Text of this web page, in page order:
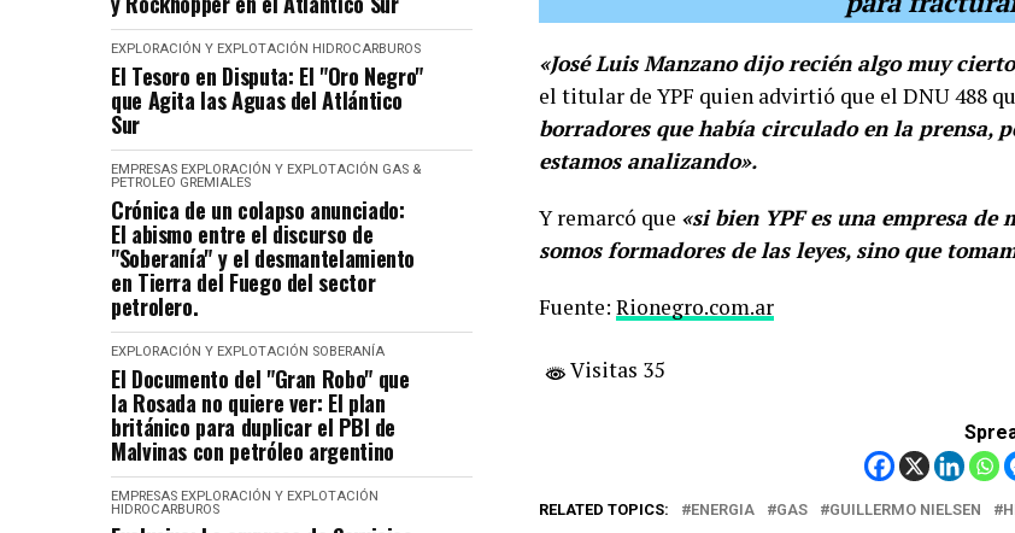
EXPLORACIÓN Y EXPLOTACIÓN HIDROCARBUROS
El Tesoro en Disputa: El "Oro Negro"
que Agita las Aguas del Atlántico
Sur
EMPRESAS EXPLORACIÓN Y EXPLOTACIÓN GAS &
PETROLEO GREMIALES
Crónica de un colapso anunciado:
El abismo entre el discurso de
"Soberanía" y el desmantelamiento
en Tierra del Fuego del sector
petrolero.
EXPLORACIÓN Y EXPLOTACIÓN SOBERANÍA
El Documento del "Gran Robo" que
la Rosada no quiere ver: El plan
británico para duplicar el PBI de
Malvinas con petróleo argentino
EMPRESAS EXPLORACIÓN Y EXPLOTACIÓN
HIDROCARBUROS
«José Luis Manzano dijo recién algo muy
el titular de YPF quien advirtió que el DNU 488
borradores que había circulado en la prensa,
estamos analizando».
Y remarcó que «si bien YPF es una empresa
somos formadores de las leyes, sino que
Fuente: Rionegro.com.ar
Visitas 35
RELATED TOPICS: ENERGIA GAS GUILLERMO NIELSEN